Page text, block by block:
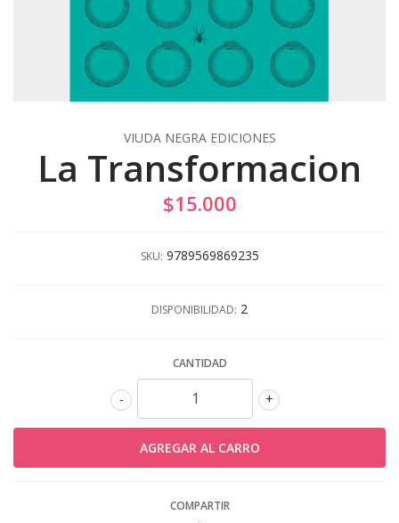
VIUDA NEGRA EDICIONES
La Transformacion
$15.000
SKU: 9789569869235
DISPONIBILIDAD: 2
CANTIDAD
+
-
COMPARTIR